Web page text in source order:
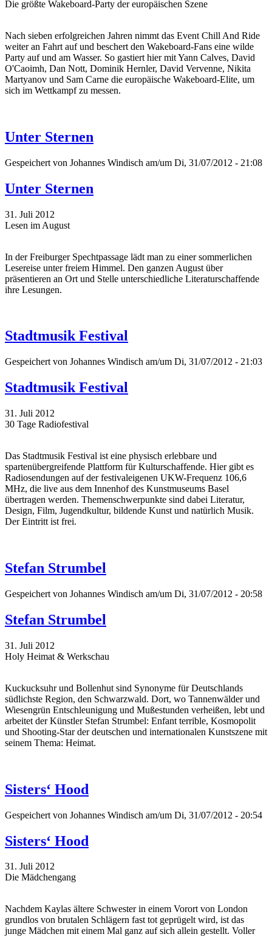
Die größte Wakeboard-Party der europäischen Szene
Nach sieben erfolgreichen Jahren nimmt das Event Chill And Ride
weiter an Fahrt auf und beschert den Wakeboard-Fans eine wilde
Party auf und am Wasser. So gastiert hier mit Yann Calves, David
O'Caoimh, Dan Nott, Dominik Hernler, David Vervenne, Nikita
Martyanov und Sam Carne die europäische Wakeboard-Elite, um
sich im Wettkampf zu messen.
Unter Sternen
Gespeichert von Johannes Windisch am/um Di, 31/07/2012 - 21:08
Unter Sternen
31. Juli 2012
Lesen im August
In der Freiburger Spechtpassage lädt man zu einer sommerlichen
Lesereise unter freiem Himmel. Den ganzen August über
präsentieren an Ort und Stelle unterschiedliche Literaturschaffende
ihre Lesungen.
Stadtmusik Festival
Gespeichert von Johannes Windisch am/um Di, 31/07/2012 - 21:03
Stadtmusik Festival
31. Juli 2012
30 Tage Radiofestival
Das Stadtmusik Festival ist eine physisch erlebbare und
spartenübergreifende Plattform für Kulturschaffende. Hier gibt es
Radiosendungen auf der festivaleigenen UKW-Frequenz 106,6
MHz, die live aus dem Innenhof des Kunstmuseums Basel
übertragen werden. Themenschwerpunkte sind dabei Literatur,
Design, Film, Jugendkultur, bildende Kunst und natürlich Musik.
Der Eintritt ist frei.
Stefan Strumbel
Gespeichert von Johannes Windisch am/um Di, 31/07/2012 - 20:58
Stefan Strumbel
31. Juli 2012
Holy Heimat & Werkschau
Kuckucksuhr und Bollenhut sind Synonyme für Deutschlands
südlichste Region, den Schwarzwald. Dort, wo Tannenwälder und
Wiesengrün Entschleunigung und Mußestunden verheißen, lebt und
arbeitet der Künstler Stefan Strumbel: Enfant terrible, Kosmopolit
und Shooting-Star der deutschen und internationalen Kunstszene mit
seinem Thema: Heimat.
Sisters‘ Hood
Gespeichert von Johannes Windisch am/um Di, 31/07/2012 - 20:54
Sisters‘ Hood
31. Juli 2012
Die Mädchengang
Nachdem Kaylas ältere Schwester in einem Vorort von London
grundlos von brutalen Schlägern fast tot geprügelt wird, ist das
junge Mädchen mit einem Mal ganz auf sich allein gestellt. Voller